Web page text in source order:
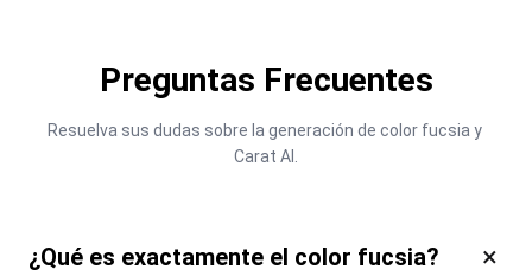
Preguntas Frecuentes
Resuelva sus dudas sobre la generación de color fucsia y
Carat AI.
¿Qué es exactamente el color fucsia? ×